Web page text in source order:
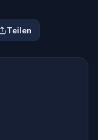
Teilen